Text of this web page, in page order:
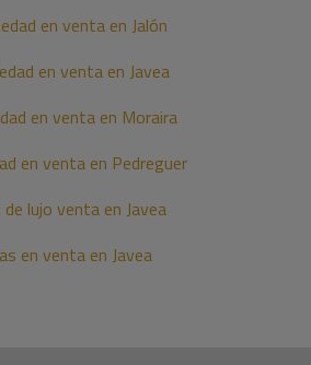
en venta en Jalón
en venta en Javea
en venta en Moraira
en venta en Pedreguer
de lujo venta en Javea
en venta en Javea